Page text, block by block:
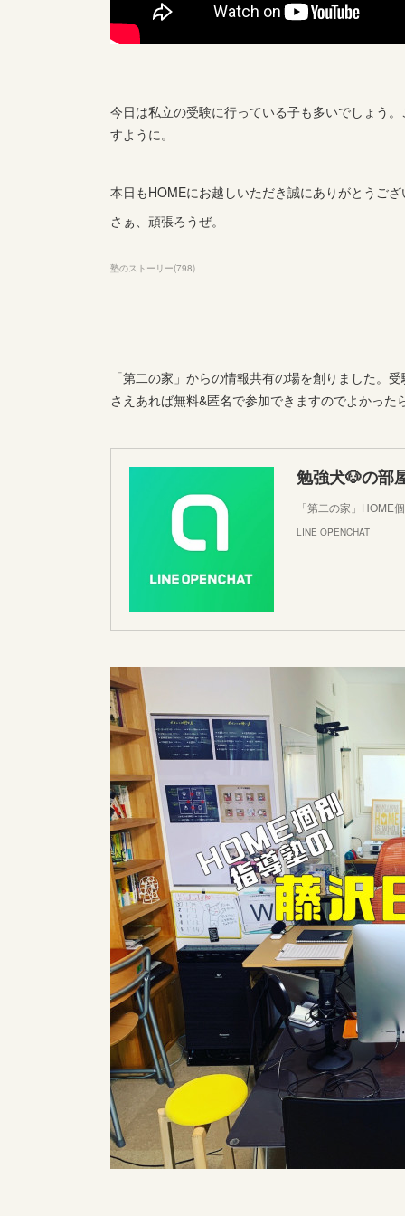
今日は私立の受験に行っている子も多いでしょう
すように。
本日もHOMEにお越しいただき誠にありがとうご
さぁ、頑張ろうぜ。
塾のストーリー(798)
「第二の家」からの情報共有の場を創りました。
さえあれば無料&匿名で参加できますのでよかっ
勉強犬🐶の部
「第二の家」HOME
LINE OPENCHAT